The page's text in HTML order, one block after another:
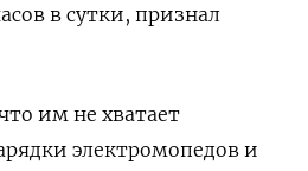
в сутки, признал
им не хватает
электромопедов и